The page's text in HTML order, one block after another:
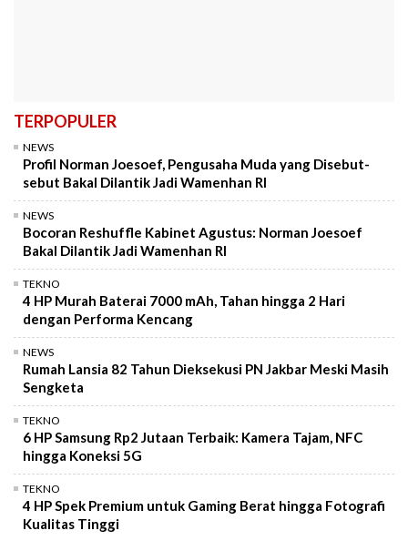
TERPOPULER
NEWS
Profil Norman Joesoef, Pengusaha Muda yang Disebut-
sebut Bakal Dilantik Jadi Wamenhan RI
NEWS
Bocoran Reshuffle Kabinet Agustus: Norman Joesoef
Bakal Dilantik Jadi Wamenhan RI
TEKNO
4 HP Murah Baterai 7000 mAh, Tahan hingga 2 Hari
dengan Performa Kencang
NEWS
Rumah Lansia 82 Tahun Dieksekusi PN Jakbar Meski Masih
Sengketa
TEKNO
6 HP Samsung Rp2 Jutaan Terbaik: Kamera Tajam, NFC
hingga Koneksi 5G
TEKNO
4 HP Spek Premium untuk Gaming Berat hingga Fotografi
Kualitas Tinggi